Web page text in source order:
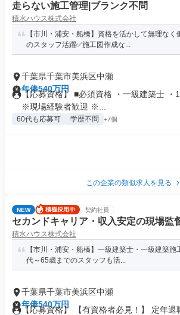
走らない施工管理|ブランク不問
積水ハウス株式会社
【市川・浦安・船橋】資格を活かして無理なく
のスタッフ活躍✅施工図作成な...
千葉県千葉市美浜区中瀬
年俸540万円
【応募資格】 ■必須資格 ・一級建築士 ・
※現場経験者歓迎 ※...
60代も応募可 学歴不問 +7個
この企業の類似求人を見る
NEW 契約社員
セカンドキャリア・収入安定の現場監
積水ハウス株式会社
【市川・浦安・船橋】一級建築士・一級建築
代～65歳までのスタッフも活...
千葉県千葉市美浜区中瀬
年俸540万円
【応募資格】 【有資格者必見！】 定年